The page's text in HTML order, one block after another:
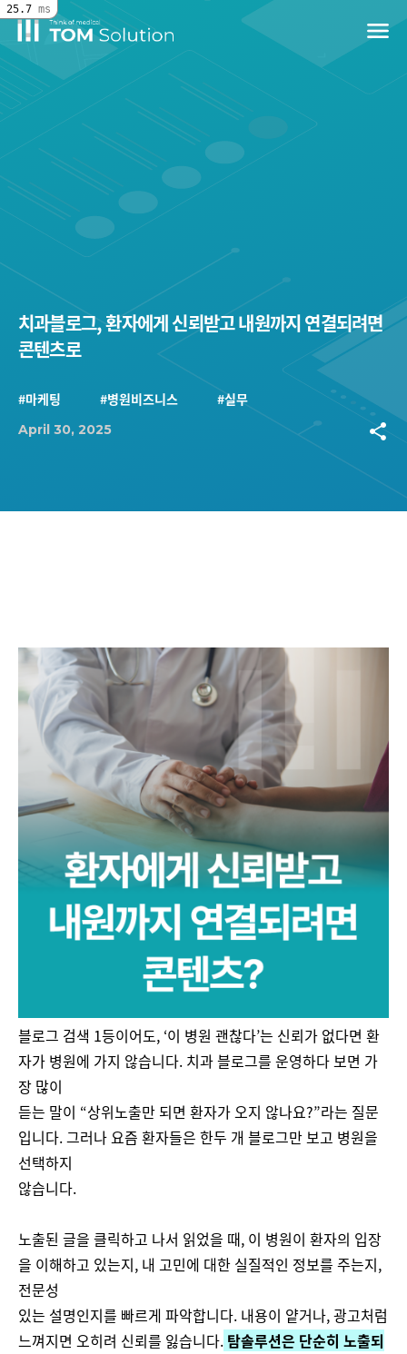
menu
치과블로그, 환자에게 신뢰받고 내원까지 연결되려면
콘텐츠로
#마케팅 #병원비즈니스 #실무
April 30, 2025 share
블로그 검색 1등이어도, ‘이 병원 괜찮다’는 신뢰가 없다면 환
자가 병원에 가지 않습니다. 치과 블로그를 운영하다 보면 가
장 많이
듣는 말이 “상위노출만 되면 환자가 오지 않나요?”라는 질문
입니다. 그러나 요즘 환자들은 한두 개 블로그만 보고 병원을
선택하지
않습니다.
노출된 글을 클릭하고 나서 읽었을 때, 이 병원이 환자의 입장
을 이해하고 있는지, 내 고민에 대한 실질적인 정보를 주는지,
전문성
있는 설명인지를 빠르게 파악합니다. 내용이 얕거나, 광고처럼
느껴지면 오히려 신뢰를 잃습니다. 탐솔루션은 단순히 노출되
25.7 ms